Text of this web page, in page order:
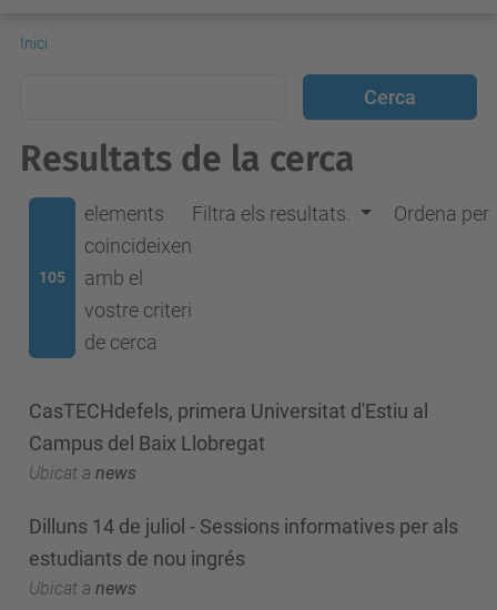
Inici
Resultats de la cerca
105
elements
coincideixen
amb el
vostre criteri
de cerca
Filtra els resultats. Ordena per
CasTECHdefels, primera Universitat d'Estiu al
Campus del Baix Llobregat
Ubicat a news
Dilluns 14 de juliol - Sessions informatives per als
estudiants de nou ingrés
Ubicat a news